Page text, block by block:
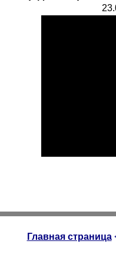
Главная страница